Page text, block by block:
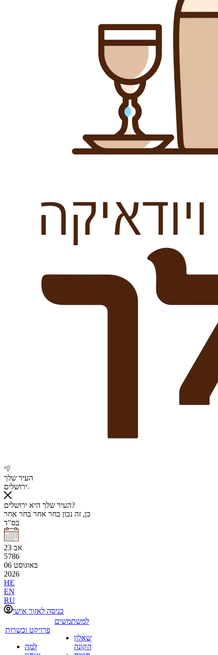
העיר שלך
ירושלים
העיר שלך היא ירושלים?
כן, זה נכון בחר אחר בחר אחר
בס"ד
23 אב
5786
06 באוגוסט
2026
HE
EN
RU
כניסה לאזור אישי
פרויקט וכשרות
למה
למשתמשים
שאלון
הקונה